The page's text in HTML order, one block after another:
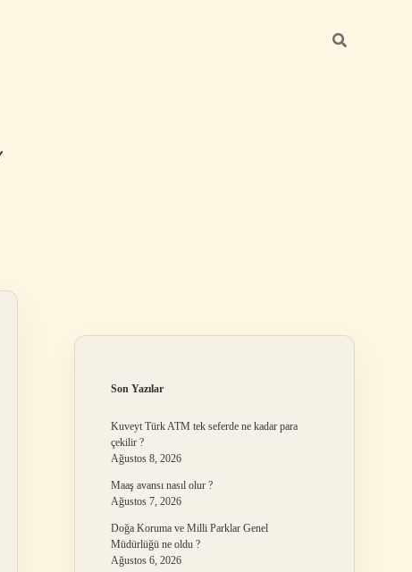
Son Yazılar
Kuveyt Türk ATM tek seferde ne kadar para
çekilir ?
Ağustos 8, 2026
Maaş avansı nasıl olur ?
Ağustos 7, 2026
Doğa Koruma ve Milli Parklar Genel
Müdürlüğü ne oldu ?
Ağustos 6, 2026